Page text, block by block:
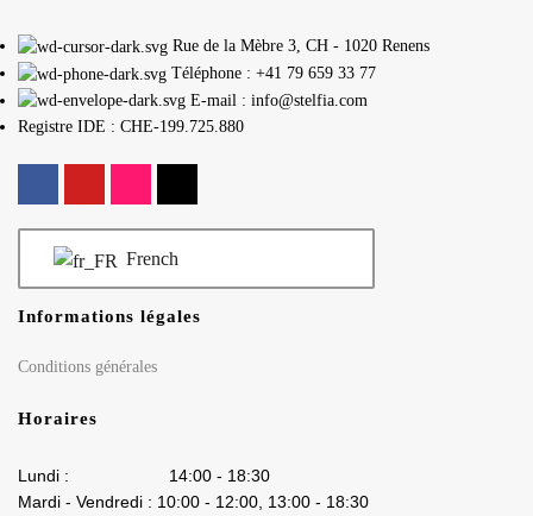
Rue de la Mèbre 3, CH - 1020 Renens
Téléphone : +41 79 659 33 77
E-mail : info@stelfia.com
Registre IDE : CHE-199.725.880
French
Informations légales
Conditions générales
Horaires
Lundi : 14:00 - 18:30
Mardi - Vendredi : 10:00 - 12:00, 13:00 - 18:30